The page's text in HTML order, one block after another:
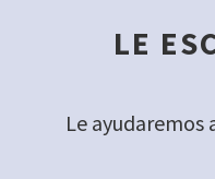
LE
Le ayudaremos